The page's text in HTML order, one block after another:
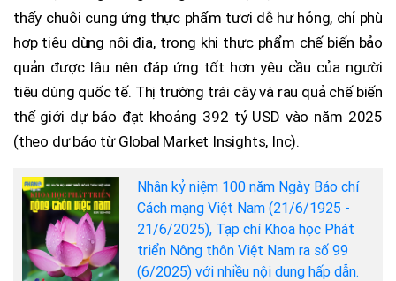
thấy chuỗi cung ứng thực phẩm tươi dễ hư hỏng, chỉ phù
hợp tiêu dùng nội địa, trong khi thực phẩm chế biến bảo
quản được lâu nên đáp ứng tốt hơn yêu cầu của người
tiêu dùng quốc tế. Thị trường trái cây và rau quả chế biến
thế giới dự báo đạt khoảng 392 tỷ USD vào năm 2025
(theo dự báo từ Global Market Insights, Inc).
Nhân kỷ niệm 100 năm Ngày Báo chí
Cách mạng Việt Nam (21/6/1925 -
21/6/2025), Tạp chí Khoa học Phát
triển Nông thôn Việt Nam ra số 99
(6/2025) với nhiều nội dung hấp dẫn.